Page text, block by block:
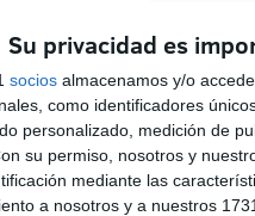
Su privacidad es
socios almacenamos y/o
como identificadores
personalizado, medición de
su permiso, nosotros y
mediante las
a nosotros y a nuestros
turístico de Ceuta
la próxima
23/07/2026 3
turístico descapotable de
según ha anunciado el